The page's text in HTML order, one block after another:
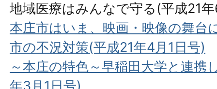
地域医療はみんなで守る(平成21
本庄市はいま、映画・映像の舞台
市の不況対策(平成21年4月1日号)
～本庄の特色～早稲田大学と連携